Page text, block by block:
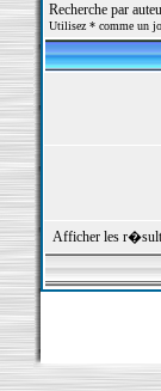
Recherche par
Utilisez * comme un
Afficher les